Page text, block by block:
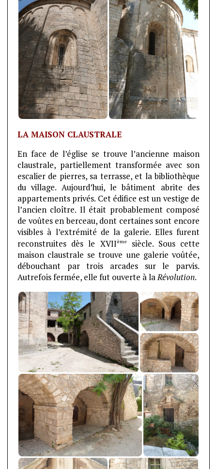
LA MAISON CLAUSTRALE
En face de l’église se trouve l’ancienne maison
claustrale, partiellement transformée avec son
escalier de pierres, sa terrasse, et la bibliothèque
du village. Aujourd’hui, le bâtiment abrite des
appartements privés. Cet édifice est un vestige de
l’ancien cloître. Il était probablement composé
de voûtes en berceau, dont certaines sont encore
visibles à l’extrémité de la galerie. Elles furent
reconstruites dès le XVIIème
siècle. Sous cette
maison claustrale se trouve une galerie voûtée,
débouchant par trois arcades sur le parvis.
Autrefois fermée, elle fut ouverte à laRévolution.